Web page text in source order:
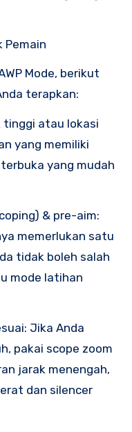
Pemain
Mode, berikut
terapkan:
tinggi atau lokasi
yang memiliki
yang mudah
& pre-aim:
memerlukan satu
tidak boleh salah
mode latihan
Jika Anda
pakai scope zoom
jarak menengah,
dan silencer